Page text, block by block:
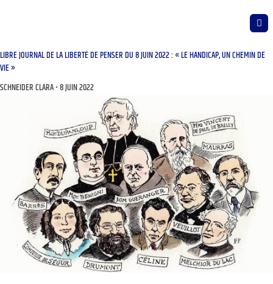
LIBRE JOURNAL DE LA LIBERTÉ DE PENSER DU 8 JUIN 2022 : « LE HANDICAP, UN CHEMIN DE
VIE »
SCHNEIDER CLARA 8 JUIN 2022